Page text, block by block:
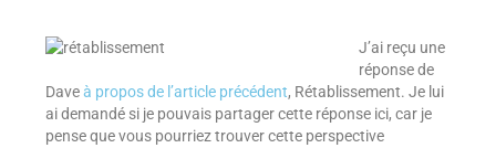
J’ai reçu une
réponse de
Daveà propos de l’article précédent, Rétablissement. Je lui
ai demandé si je pouvais partager cette réponse ici, car je
pense que vous pourriez trouver cette perspective